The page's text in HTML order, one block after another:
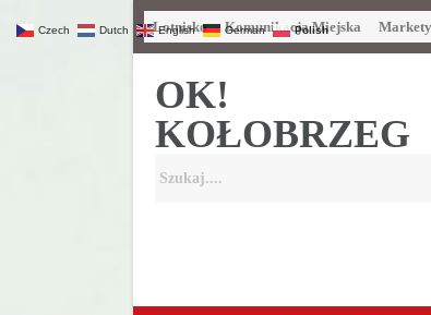
Lotnisko Komunikacja Miejska Markety
OK!
KOŁOBRZEG
Czech Dutch English German Polish